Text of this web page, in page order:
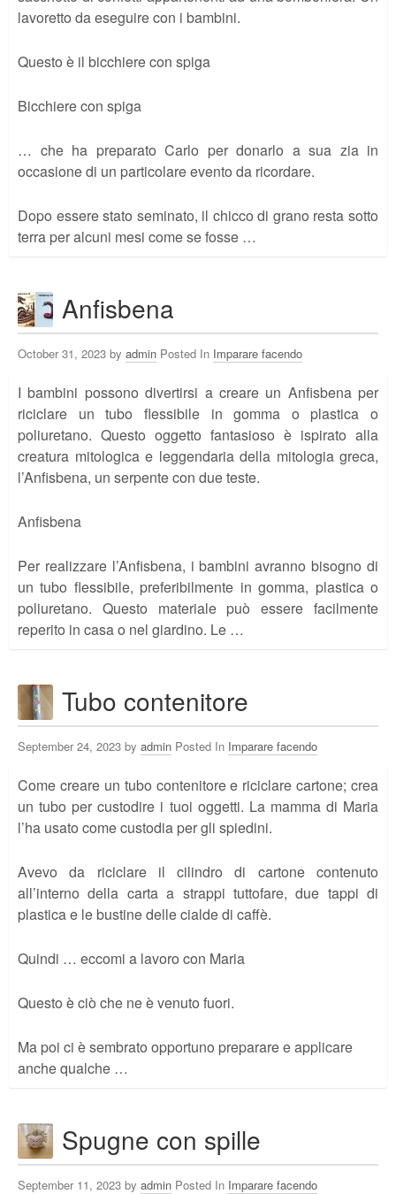
lavoretto da eseguire con i bambini.
Questo è il bicchiere con spiga
Bicchiere con spiga
… che ha preparato Carlo per donarlo a sua zia in
occasione di un particolare evento da ricordare.
Dopo essere stato seminato, il chicco di grano resta sotto
terra per alcuni mesi come se fosse …
Anfisbena
October 31, 2023 by admin Posted In Imparare facendo
I bambini possono divertirsi a creare un Anfisbena per
riciclare un tubo flessibile in gomma o plastica o
poliuretano. Questo oggetto fantasioso è ispirato alla
creatura mitologica e leggendaria della mitologia greca,
l’Anfisbena, un serpente con due teste.
Anfisbena
Per realizzare l’Anfisbena, i bambini avranno bisogno di
un tubo flessibile, preferibilmente in gomma, plastica o
poliuretano. Questo materiale può essere facilmente
reperito in casa o nel giardino. Le …
Tubo contenitore
September 24, 2023 by admin Posted In Imparare facendo
Come creare un tubo contenitore e riciclare cartone; crea
un tubo per custodire i tuoi oggetti. La mamma di Maria
l’ha usato come custodia per gli spiedini.
Avevo da riciclare il cilindro di cartone contenuto
all’interno della carta a strappi tuttofare, due tappi di
plastica e le bustine delle cialde di caffè.
Quindi … eccomi a lavoro con Maria
Questo è ciò che ne è venuto fuori.
Ma poi ci è sembrato opportuno preparare e applicare
anche qualche …
Spugne con spille
September 11, 2023 by admin Posted In Imparare facendo